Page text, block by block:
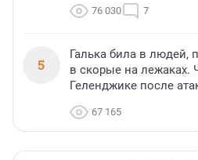
76 030 7
5
Галька била в людей,
в скорые на лежаках.
Геленджике после
67 165